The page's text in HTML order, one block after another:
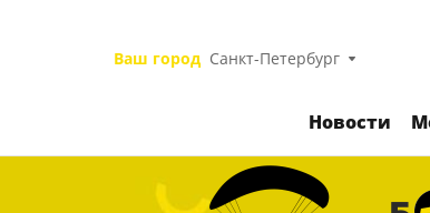
Ваш город Санкт-Петербург
Новости